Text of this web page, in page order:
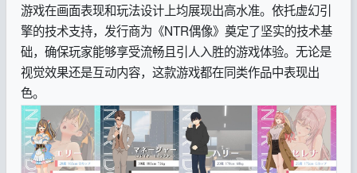
游戏在画面表现和玩法设计上均展现出高水准。依托虚幻引
擎的技术支持，发行商为《NTR偶像》奠定了坚实的技术基
础，确保玩家能够享受流畅且引人入胜的游戏体验。无论是
视觉效果还是互动内容，这款游戏都在同类作品中表现出
色。